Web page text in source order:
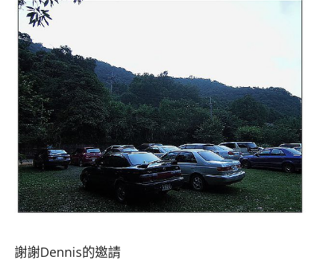
謝謝Dennis的邀請